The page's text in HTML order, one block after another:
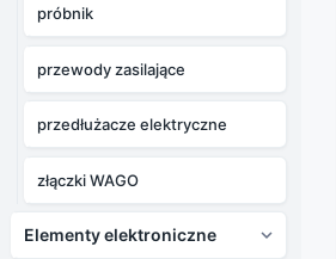
próbnik
przewody zasilające
przedłużacze elektryczne
złączki WAGO
Elementy elektroniczne 